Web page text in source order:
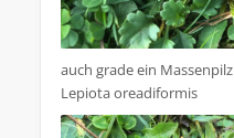
auch grade ein Massenpilz
Lepiota oreadiformis